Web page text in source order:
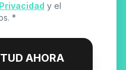
y el
*
AHORA